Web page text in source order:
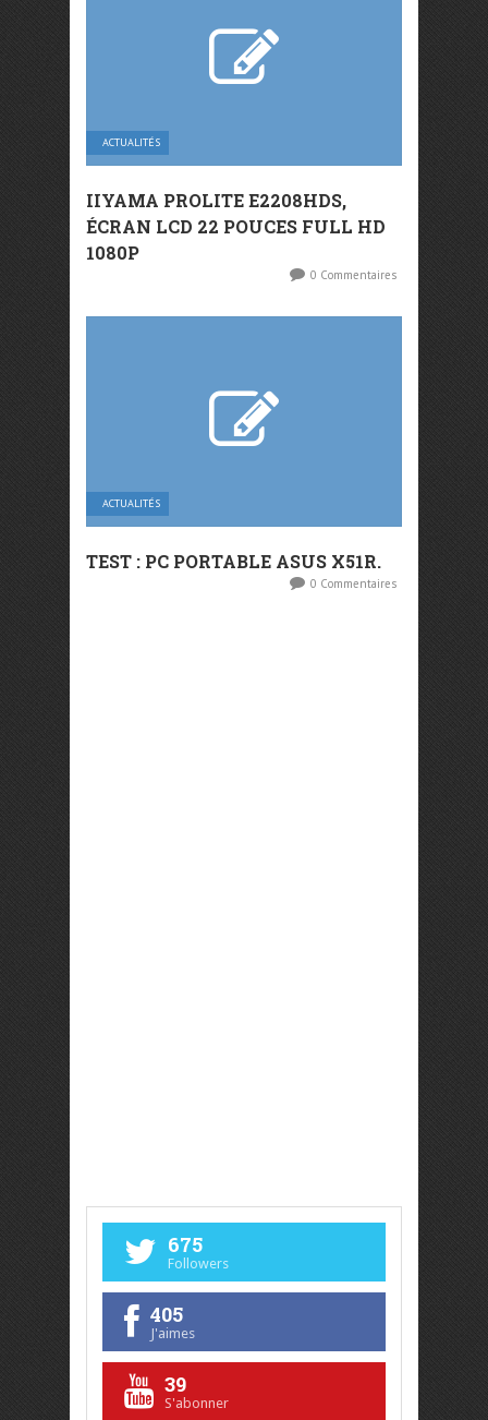
ACTUALITÉS
IIYAMA PROLITE E2208HDS,
ÉCRAN LCD 22 POUCES FULL HD
1080P
0 Commentaires
ACTUALITÉS
TEST : PC PORTABLE ASUS X51R.
0 Commentaires
675
Followers
405
J'aimes
39
S'abonner